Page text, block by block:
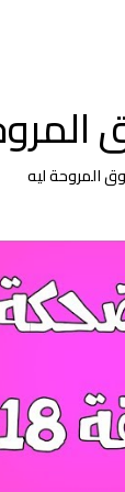
المروحة ليه